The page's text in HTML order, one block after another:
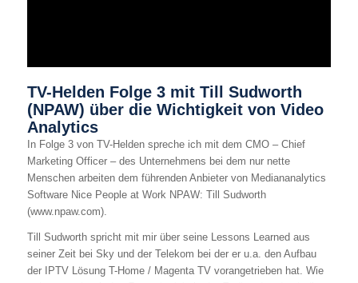
TV-Helden Folge 3 mit Till Sudworth
(NPAW) über die Wichtigkeit von Video
Analytics
In Folge 3 von TV-Helden spreche ich mit dem CMO – Chief
Marketing Officer – des Unternehmens bei dem nur nette
Menschen arbeiten dem führenden Anbieter von Mediananalytics
Software Nice People at Work NPAW: Till Sudworth
(www.npaw.com).
Till Sudworth spricht mit mir über seine Lessons Learned aus
seiner Zeit bei Sky und der Telekom bei der er u.a. den Aufbau
der IPTV Lösung T-Home / Magenta TV vorangetrieben hat. Wie